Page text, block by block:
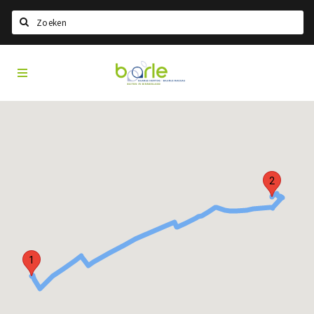
Home
Événements
Manger
Visit
Baarle
1
2